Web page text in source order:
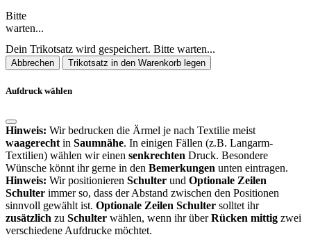
Bitte
warten...
Dein Trikotsatz wird gespeichert. Bitte warten...
Abbrechen Trikotsatz in den Warenkorb legen
Aufdruck wählen
Hinweis: Wir bedrucken die Ärmel je nach Textilie meist
waagerecht in Saumnähe. In einigen Fällen (z.B. Langarm-
Textilien) wählen wir einen senkrechten Druck. Besondere
Wünsche könnt ihr gerne in den Bemerkungen unten eintragen.
Hinweis: Wir positionieren Schulter und Optionale Zeilen
Schulter immer so, dass der Abstand zwischen den Positionen
sinnvoll gewählt ist. Optionale Zeilen Schulter solltet ihr
zusätzlich zu Schulter wählen, wenn ihr überRücken mittig zwei
verschiedene Aufdrucke möchtet.